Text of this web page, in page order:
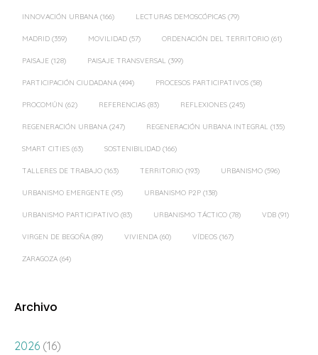
INNOVACIÓN URBANA (166) LECTURAS DEMOSCÓPICAS (79)
MADRID (359) MOVILIDAD (57) ORDENACIÓN DEL TERRITORIO (61)
PAISAJE (128) PAISAJE TRANSVERSAL (399)
PARTICIPACIÓN CIUDADANA (494) PROCESOS PARTICIPATIVOS (58)
PROCOMÚN (62) REFERENCIAS (83) REFLEXIONES (245)
REGENERACIÓN URBANA (247) REGENERACIÓN URBANA INTEGRAL (135)
SMART CITIES (63) SOSTENIBILIDAD (166)
TALLERES DE TRABAJO (163) TERRITORIO (193) URBANISMO (596)
URBANISMO EMERGENTE (95) URBANISMO P2P (138)
URBANISMO PARTICIPATIVO (83) URBANISMO TÁCTICO (78) VDB (91)
VIRGEN DE BEGOÑA (89) VIVIENDA (60) VÍDEOS (167)
ZARAGOZA (64)
Archivo
2026 (16)